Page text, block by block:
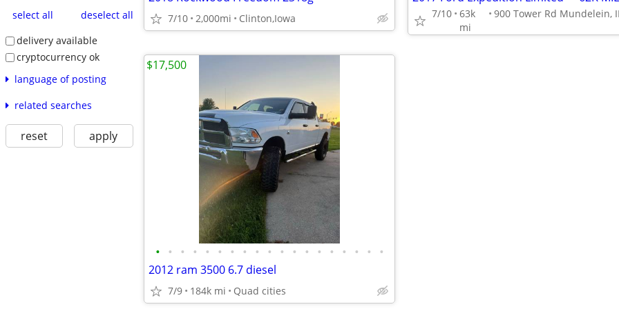
select all
deselect all
delivery available
cryptocurrency ok
language of posting
related searches
reset apply
7/10 2,000mi Clinton,Iowa 7/10 63k
mi
• • • • • • • • • • • • • • • • • • •
2012 ram 3500 6.7 diesel
7/9 184k mi Quad cities
$17,500